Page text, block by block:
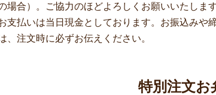
場合）。ご協力のほどよろしくお願いいたします
支払いは当日現金としております。お振込み
、注文時に必ずお伝えください。
特別注文お